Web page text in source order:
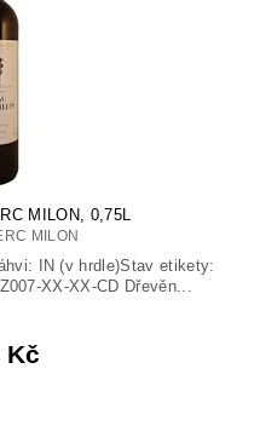
MILON, 0,75L
MILON
IN (v hrdle)Stav etikety:
XX-XX-CD Dřevěn...
Kč